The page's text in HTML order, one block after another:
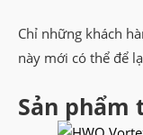
Chỉ những khách
này mới có thể để
Sản